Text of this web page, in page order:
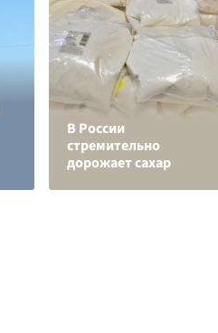
В России
стремительно
дорожает сахар